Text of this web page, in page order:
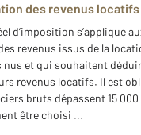
des revenus
d’imposition s’applique
revenus issus de la
et qui souhaitent
revenus locatifs. Il est
bruts dépassent 15
être choisi ...